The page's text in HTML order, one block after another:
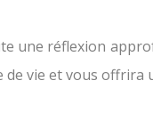
une réflexion
vie et vous